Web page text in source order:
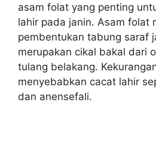
asam folat yang penting
lahir pada janin. Asam folat
pembentukan tabung saraf
merupakan cikal bakal dari
tulang belakang.
menyebabkan cacat lahir
dan anensefali.